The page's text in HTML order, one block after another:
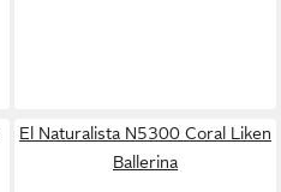
El Naturalista N5300 Coral Liken
Ballerina